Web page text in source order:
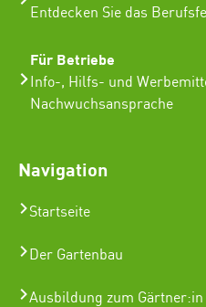
Entdecken Sie das
Für Betriebe
Info-, Hilfs- und
Nachwuchsansprache
Navigation
Startseite
Der Gartenbau
Ausbildung zum Gärtner:in